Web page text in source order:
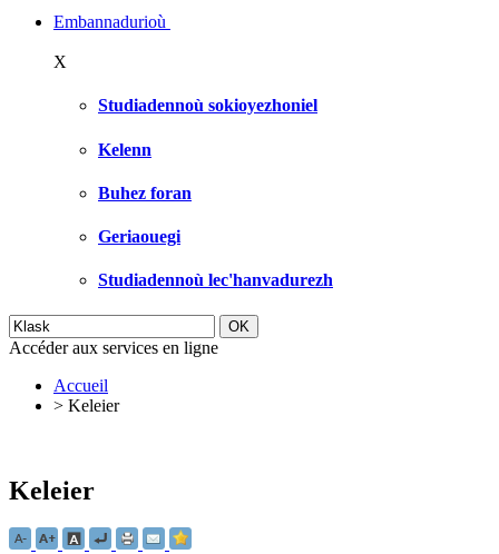
Embannadurioù
X
Studiadennoù sokioyezhoniel
Kelenn
Buhez foran
Geriaouegi
Studiadennoù lec'hanvadurezh
Accéder aux services en ligne
Accueil
> Keleier
Keleier